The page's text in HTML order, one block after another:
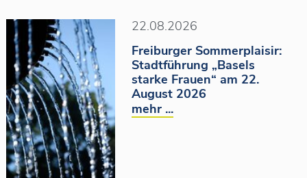
JAHR
2026 2025 2024 2023
2022
2021
22.08.2026
Freiburger Sommerplaisir:
Stadtführung „Basels
starke Frauen“ am 22.
August 2026
mehr ...